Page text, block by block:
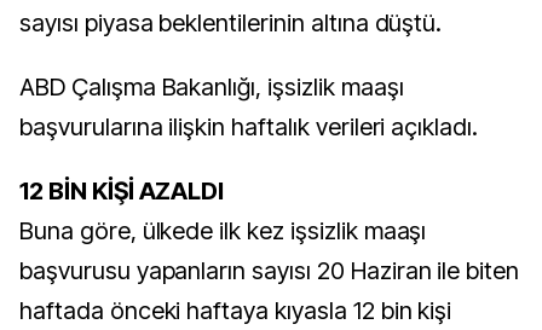
sayısı piyasa beklentilerinin altına düştü.
ABD Çalışma Bakanlığı, işsizlik maaşı
başvurularına ilişkin haftalık verileri açıkladı.
12 BİN KİŞİ AZALDI
Buna göre, ülkede ilk kez işsizlik maaşı
başvurusu yapanların sayısı 20 Haziran ile biten
haftada önceki haftaya kıyasla 12 bin kişi